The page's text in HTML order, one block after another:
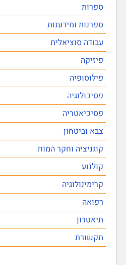
ספרות
ספרנות ומידענות
עבודה סוציאלית
פיזיקה
פילוסופיה
פסיכולוגיה
פסיכיאטריה
צבא וביטחון
קוגניציה וחקר המוח
קולנוע
קרימינולוגיה
רפואה
תיאטרון
תקשורת